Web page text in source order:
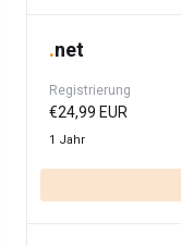
.net
Registrierung
€24,99 EUR
1 Jahr